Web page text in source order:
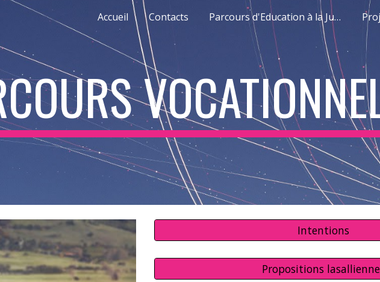
Skip to main content Skip to navigation
Accueil Contacts Parcours d'Education à la Justice
Intentions
Propositions